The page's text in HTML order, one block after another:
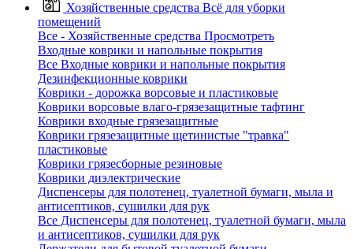
Хозяйственные средства Всё для уборки
помещений
Все - Хозяйственные средства Просмотреть
Входные коврики и напольные покрытия
Все Входные коврики и напольные покрытия
Дезинфекционные коврики
Коврики - дорожка ворсовые и пластиковые
Коврики ворсовые влаго-грязезащитные тафтинг
Коврики входные грязезащитные
Коврики грязезащитные щетинистые "травка"
пластиковые
Коврики грязесборные резиновые
Коврики диэлектрические
Диспенсеры для полотенец, туалетной бумаги, мыла и
антисептиков, сушилки для рук
Все Диспенсеры для полотенец, туалетной бумаги, мыла
и антисептиков, сушилки для рук